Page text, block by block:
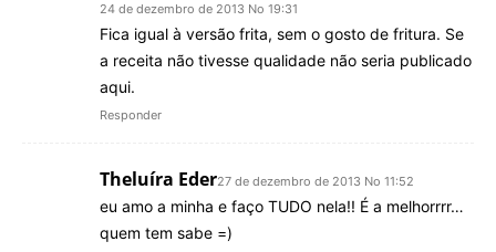
24 de dezembro de 2013 No 19:31
Fica igual à versão frita, sem o gosto de fritura. Se
a receita não tivesse qualidade não seria publicado
aqui.
Responder
Theluíra Eder27 de dezembro de 2013 No 11:52
eu amo a minha e faço TUDO nela!! É a melhorrrr…
quem tem sabe =)